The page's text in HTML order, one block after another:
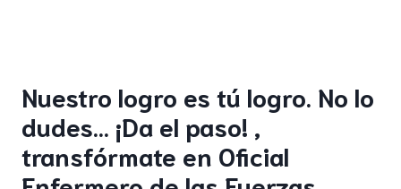
Nuestro logro es tú logro. No lo
dudes… ¡Da el paso! ,
transfórmate en Oficial